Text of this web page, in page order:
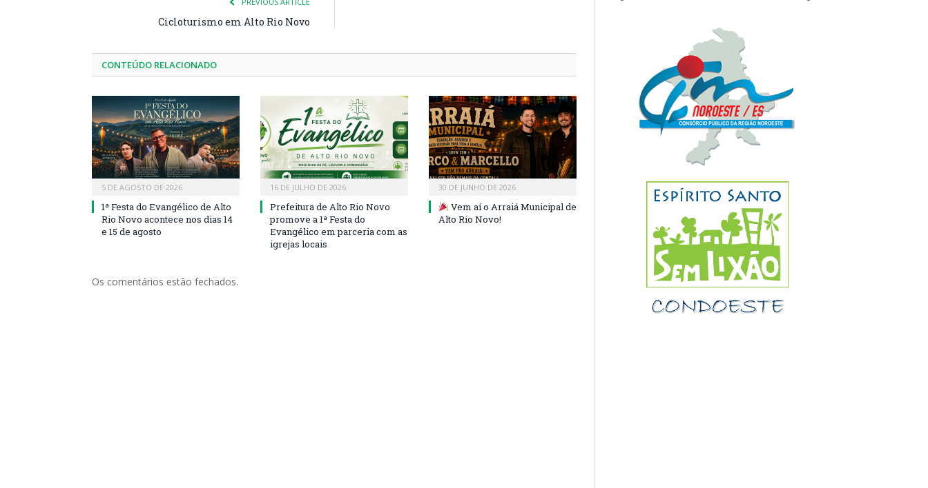
Cicloturismo em Alto Rio Novo
CONTEÚDO RELACIONADO
5 DE AGOSTO DE 2026
1ª Festa do Evangélico de Alto
Rio Novo acontece nos dias 14
e 15 de agosto
16 DE JULHO DE 2026
Prefeitura de Alto Rio Novo
promove a 1ª Festa do
Evangélico em parceria com as
igrejas locais
30 DE JUNHO DE 2026
Vem aí o Arraiá Municipal de
Alto Rio Novo!
Os comentários estão fechados.